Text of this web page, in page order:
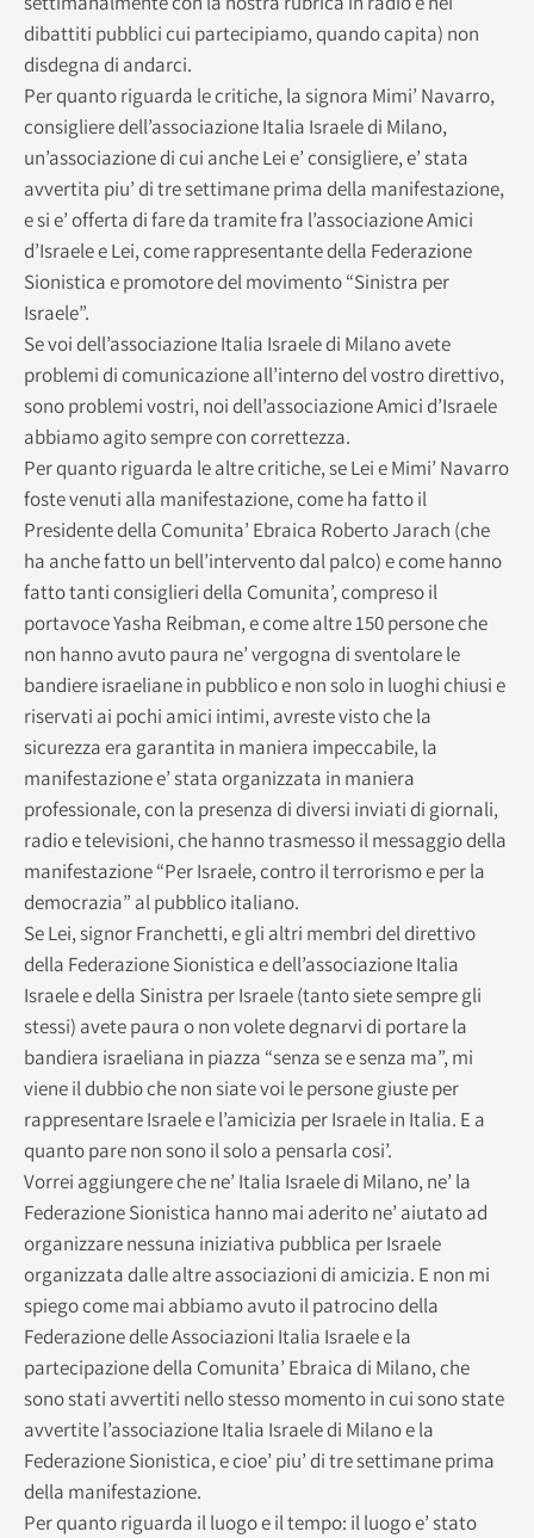
dibattiti pubblici cui partecipiamo, quando capita) non
disdegna di andarci.
Per quanto riguarda le critiche, la signora Mimi’ Navarro,
consigliere dell’associazione Italia Israele di Milano,
un’associazione di cui anche Lei e’ consigliere, e’ stata
avvertita piu’ di tre settimane prima della manifestazione,
e si e’ offerta di fare da tramite fra l’associazione Amici
d’Israele e Lei, come rappresentante della Federazione
Sionistica e promotore del movimento “Sinistra per
Israele”.
Se voi dell’associazione Italia Israele di Milano avete
problemi di comunicazione all’interno del vostro direttivo,
sono problemi vostri, noi dell’associazione Amici d’Israele
abbiamo agito sempre con correttezza.
Per quanto riguarda le altre critiche, se Lei e Mimi’ Navarro
foste venuti alla manifestazione, come ha fatto il
Presidente della Comunita’ Ebraica Roberto Jarach (che
ha anche fatto un bell’intervento dal palco) e come hanno
fatto tanti consiglieri della Comunita’, compreso il
portavoce Yasha Reibman, e come altre 150 persone che
non hanno avuto paura ne’ vergogna di sventolare le
bandiere israeliane in pubblico e non solo in luoghi chiusi e
riservati ai pochi amici intimi, avreste visto che la
sicurezza era garantita in maniera impeccabile, la
manifestazione e’ stata organizzata in maniera
professionale, con la presenza di diversi inviati di giornali,
radio e televisioni, che hanno trasmesso il messaggio della
manifestazione “Per Israele, contro il terrorismo e per la
democrazia” al pubblico italiano.
Se Lei, signor Franchetti, e gli altri membri del direttivo
della Federazione Sionistica e dell’associazione Italia
Israele e della Sinistra per Israele (tanto siete sempre gli
stessi) avete paura o non volete degnarvi di portare la
bandiera israeliana in piazza “senza se e senza ma”, mi
viene il dubbio che non siate voi le persone giuste per
rappresentare Israele e l’amicizia per Israele in Italia. E a
quanto pare non sono il solo a pensarla cosi’.
Vorrei aggiungere che ne’ Italia Israele di Milano, ne’ la
Federazione Sionistica hanno mai aderito ne’ aiutato ad
organizzare nessuna iniziativa pubblica per Israele
organizzata dalle altre associazioni di amicizia. E non mi
spiego come mai abbiamo avuto il patrocino della
Federazione delle Associazioni Italia Israele e la
partecipazione della Comunita’ Ebraica di Milano, che
sono stati avvertiti nello stesso momento in cui sono state
avvertite l’associazione Italia Israele di Milano e la
Federazione Sionistica, e cioe’ piu’ di tre settimane prima
della manifestazione.
Per quanto riguarda il luogo e il tempo: il luogo e’ stato